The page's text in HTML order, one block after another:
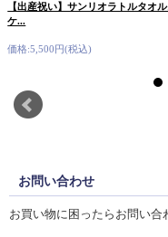
【出産祝い】サンリオラトルタオ
ケ...
価格:5,500円(税込)
お問い合わせ
お買い物に困ったらお問い合